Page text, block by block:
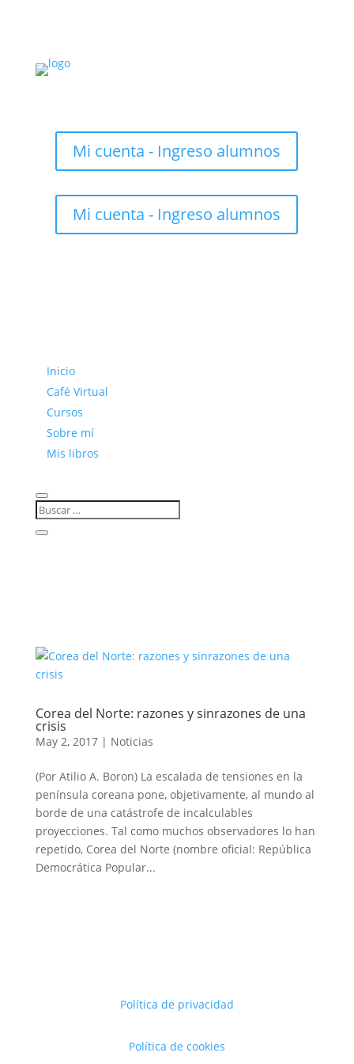
Mi cuenta - Ingreso alumnos
Mi cuenta - Ingreso alumnos
Inicio
Café Virtual
Cursos
Sobre mí
Mis libros
Corea del Norte: razones y sinrazones de una
crisis
May 2, 2017| Noticias
(Por Atilio A. Boron) La escalada de tensiones en la
península coreana pone, objetivamente, al mundo al
borde de una catástrofe de incalculables
proyecciones. Tal como muchos observadores lo han
repetido, Corea del Norte (nombre oficial: República
Democrática Popular...
Política de privacidad
Política de cookies